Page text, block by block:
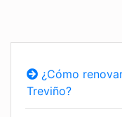
¿Cómo
Treviño?